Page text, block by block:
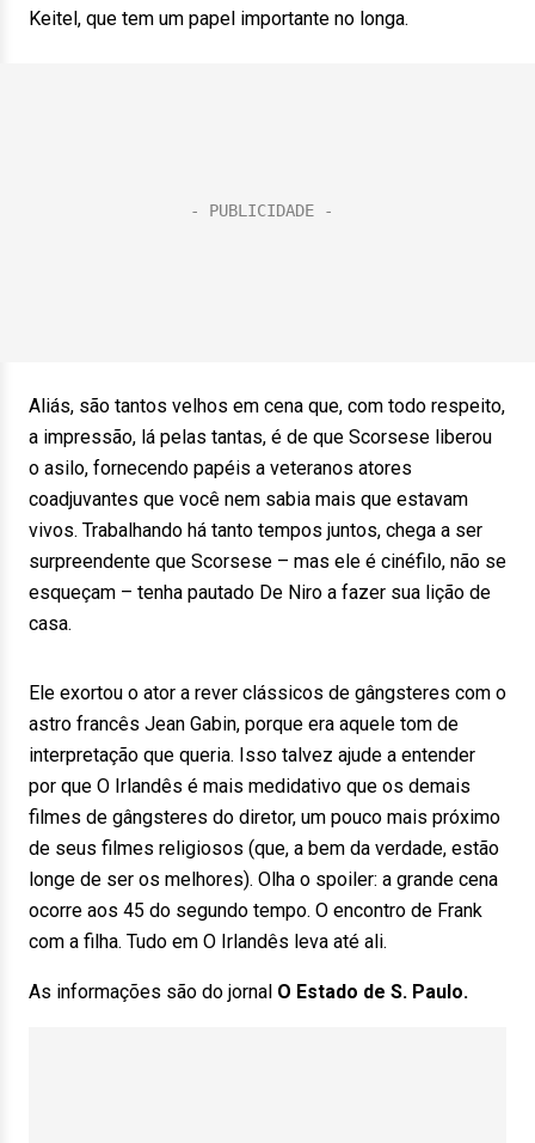
Keitel, que tem um papel importante no longa.
Aliás, são tantos velhos em cena que, com todo respeito,
a impressão, lá pelas tantas, é de que Scorsese liberou
o asilo, fornecendo papéis a veteranos atores
coadjuvantes que você nem sabia mais que estavam
vivos. Trabalhando há tanto tempos juntos, chega a ser
surpreendente que Scorsese – mas ele é cinéfilo, não se
esqueçam – tenha pautado De Niro a fazer sua lição de
casa.
Ele exortou o ator a rever clássicos de gângsteres com o
astro francês Jean Gabin, porque era aquele tom de
interpretação que queria. Isso talvez ajude a entender
por que O Irlandês é mais medidativo que os demais
filmes de gângsteres do diretor, um pouco mais próximo
de seus filmes religiosos (que, a bem da verdade, estão
longe de ser os melhores). Olha o spoiler: a grande cena
ocorre aos 45 do segundo tempo. O encontro de Frank
com a filha. Tudo em O Irlandês leva até ali.
As informações são do jornal O Estado de S. Paulo.